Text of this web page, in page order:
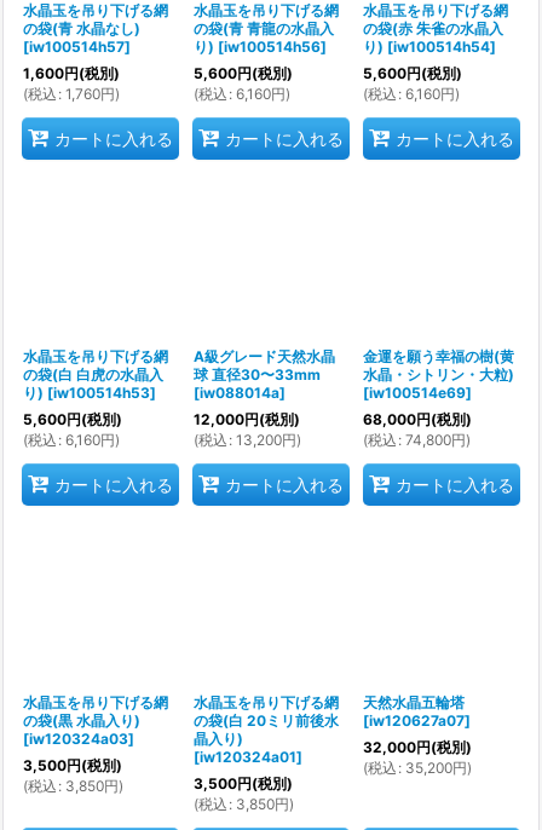
水晶玉を吊り下げる網
の袋(青 水晶なし)
[iw100514h57]
1,600円(税別)
(税込 : 1,760円)
カートに入れる
水晶玉を吊り下げる網
の袋(青 青龍の水晶入
り) [iw100514h56]
5,600円(税別)
(税込 : 6,160円)
カートに入れる
水晶玉を吊り下げる網
の袋(赤 朱雀の水晶入
り) [iw100514h54]
5,600円(税別)
(税込 : 6,160円)
カートに入れる
水晶玉を吊り下げる網
の袋(白 白虎の水晶入
り) [iw100514h53]
5,600円(税別)
(税込 : 6,160円)
カートに入れる
A級グレード天然水晶
球 直径30〜33mm
[iw088014a]
12,000円(税別)
(税込 : 13,200円)
カートに入れる
金運を願う幸福の樹(黄
水晶・シトリン・大粒)
[iw100514e69]
68,000円(税別)
(税込 : 74,800円)
カートに入れる
水晶玉を吊り下げる網
の袋(黒 水晶入り)
[iw120324a03]
3,500円(税別)
(税込 : 3,850円)
水晶玉を吊り下げる網
の袋(白 20ミリ前後水
晶入り)
[iw120324a01]
3,500円(税別)
(税込 : 3,850円)
天然水晶五輪塔
[iw120627a07]
32,000円(税別)
(税込 : 35,200円)